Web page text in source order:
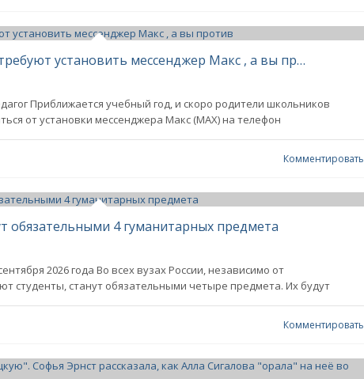
Что делать, если в школе требуют установить мессенджер Макс , а вы против
Приближается учебный год, и скоро родители школьников
от установки мессенджера Макс (MAX) на телефон
Комментировать
обязательными 4 гуманитарных предмета
2026 года Во всех вузах России, независимо от
студенты, станут обязательными четыре предмета. Их будут
Комментировать